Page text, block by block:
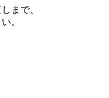
まで、
。